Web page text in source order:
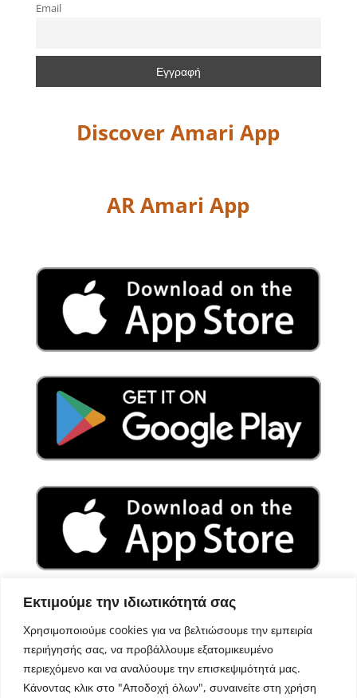
Εκτιμούμε την ιδιωτικότητά σας
Χρησιμοποιούμε cookies για να βελτιώσουμε την εμπειρία
περιήγησής σας, να προβάλλουμε εξατομικευμένο
περιεχόμενο και να αναλύουμε την επισκεψιμότητά μας.
Κάνοντας κλικ στο "Αποδοχή όλων", συναινείτε στη χρήση
Email
Discover Amari App
AR Amari App